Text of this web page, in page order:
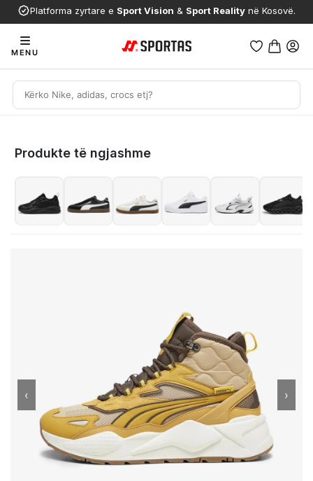
Platforma zyrtare e Sport Vision & Sport Reality në Kosovë.
MENU
Produkte të ngjashme
‹ ›